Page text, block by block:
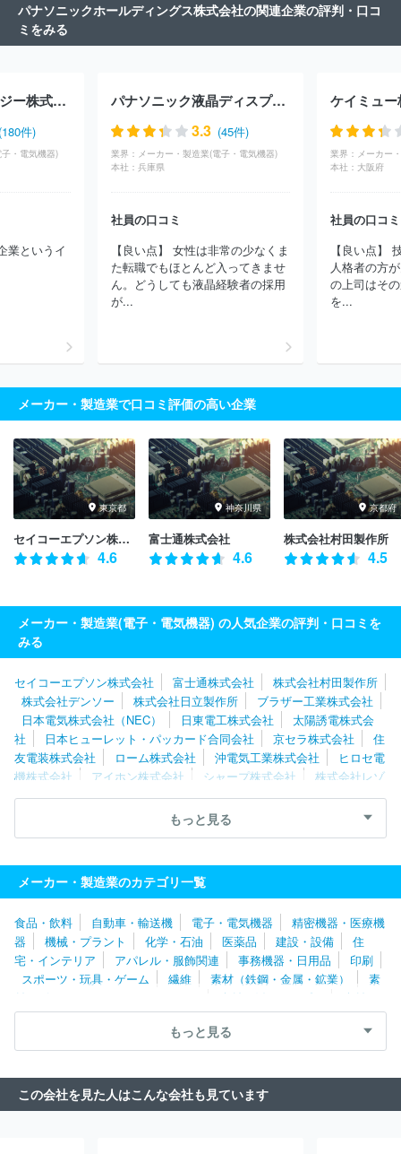
パナソニックホールディングス株式会社の関連企業の評判・口コ
ミをみる
パナソニックエナジー株式会社
件)
・電気機器)
業というイ
パナソニック液晶ディスプレイ株式会社
3.3 (45件)
業界： メーカー・製造業(電子・電気機器)
本社： 兵庫県
社員の口コミ
【良い点】 女性は非常の少なくま
た転職でもほとんど入ってきませ
ん。どうしても液晶経験者の採用
が...
ケイミュ
業界： メーカー
本社： 大阪府
社員の口コミ
【良い点】
人格者の方
の上司はそ
を...
メーカー・製造業で口コミ評価の高い企業
東京都
セイコーエプソン株式会社
4.6
神奈川県
富士通株式会社
4.6
京都府
株式会社村田製作所
4.5
メーカー・製造業(電子・電気機器) の人気企業の評判・口コミを
みる
セイコーエプソン株式会社 富士通株式会社
株式会社村田製作所
株式会社デンソー
株式会社日立製作所
ブラザー工業株式会社
日本電気株式会社（NEC）
日東電工株式会社
太陽誘電株式会
社
日本ヒューレット・パッカード合同会社 京セラ株式会社
住
友電装株式会社
ローム株式会社 沖電気工業株式会社
ヒロセ電
機株式会社
アイホン株式会社 シャープ株式会社
株式会社レゾ
ナック
富士フイルムビジネスイノベーション株式会社
浜松ホト
理想科学工業株式会社
ルネサスエレクトロニク
ス株式会社
日本無線株式会社
株式会社バッファロー
京セラドキュメントソ
リューションズ株式会社
もっと見る
メーカー・製造業のカテゴリ一覧
食品・飲料 自動車・輸送機 電子・電気機器
精密機器・医療機
器
機械・プラント 化学・石油 医薬品 建設・設備
住
宅・インテリア
アパレル・服飾関連 事務機器・日用品
印刷
スポーツ・玩具・ゲーム
繊維 素材（鉄鋼・金属・鉱業）
素
材（ゴム・ガラス・セラミックス）
素材（紙・パルプ）
素材
（その他）
農林・水産 たばこ・飼料 その他
もっと見る
この会社を見た人はこんな会社も見ています